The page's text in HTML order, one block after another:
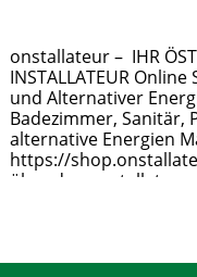
onstallateur – IHR
INSTALLATEUR
und Alternativer
Badezimmer, Sanitär,
alternative Energien
https://
über den onstallateur
Gösser Gasse 56